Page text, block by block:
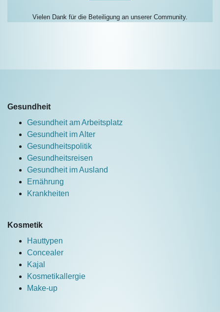
Vielen Dank für die Beteiligung an unserer Community.
Gesundheit
Gesundheit am Arbeitsplatz
Gesundheit im Alter
Gesundheitspolitik
Gesundheitsreisen
Gesundheit im Ausland
Ernährung
Krankheiten
Kosmetik
Hauttypen
Concealer
Kajal
Kosmetikallergie
Make-up